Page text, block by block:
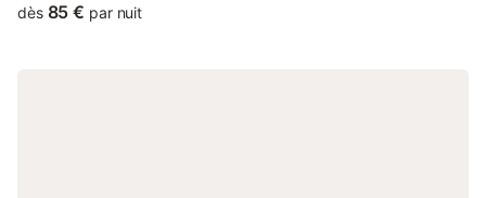
dès 85 € par nuit